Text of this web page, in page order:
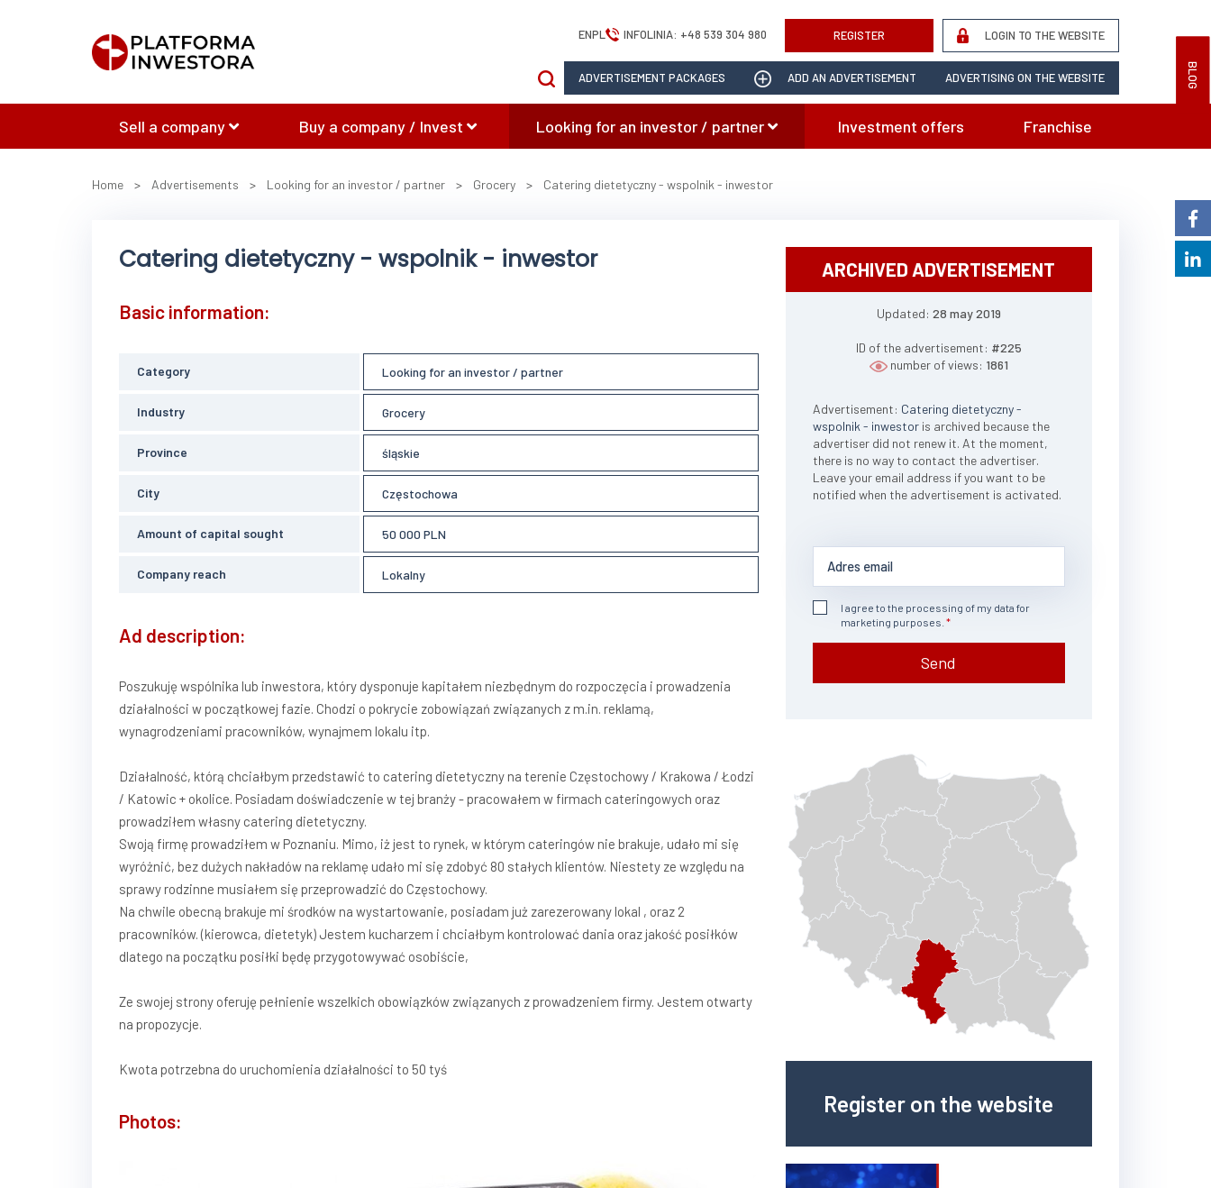
BLOG
ENPL INFOLINIA: +48 539 304 980 REGISTER LOGIN TO THE WEBSITE
ADVERTISEMENT PACKAGES ADD AN ADVERTISEMENT ADVERTISING ON THE WEBSITE
Sell a company Buy a company / Invest Looking for an investor / partner Investment offers Franchise
Home > Advertisements > Looking for an investor / partner > Grocery > Catering dietetyczny - wspolnik - inwestor
Catering dietetyczny - wspolnik - inwestor
Basic information:
Category Looking for an investor / partner
Industry Grocery
Province śląskie
City Częstochowa
Amount of capital sought 50 000 PLN
Company reach Lokalny
Ad description:
Poszukuję wspólnika lub inwestora, który dysponuje kapitałem niezbędnym do rozpoczęcia i prowadzenia
działalności w początkowej fazie. Chodzi o pokrycie zobowiązań związanych z m.in. reklamą,
wynagrodzeniami pracowników, wynajmem lokalu itp.
Działalność, którą chciałbym przedstawić to catering dietetyczny na terenie Częstochowy / Krakowa / Łodzi
/ Katowic + okolice. Posiadam doświadczenie w tej branży - pracowałem w firmach cateringowych oraz
prowadziłem własny catering dietetyczny.
Swoją firmę prowadziłem w Poznaniu. Mimo, iż jest to rynek, w którym cateringów nie brakuje, udało mi się
wyróżnić, bez dużych nakładów na reklamę udało mi się zdobyć 80 stałych klientów. Niestety ze względu na
sprawy rodzinne musiałem się przeprowadzić do Częstochowy.
Na chwile obecną brakuje mi środków na wystartowanie, posiadam już zarezerowany lokal , oraz 2
pracowników. (kierowca, dietetyk) Jestem kucharzem i chciałbym kontrolować dania oraz jakość posiłków
dlatego na początku posiłki będę przygotowywać osobiście,
Ze swojej strony oferuję pełnienie wszelkich obowiązków związanych z prowadzeniem firmy. Jestem otwarty
na propozycje.
Kwota potrzebna do uruchomienia działalności to 50 tyś
Photos:
ARCHIVED ADVERTISEMENT
Updated: 28 may 2019
ID of the advertisement: #225
number of views: 1861
Advertisement: Catering dietetyczny -
wspolnik - inwestor is archived because the
advertiser did not renew it. At the moment,
there is no way to contact the advertiser.
Leave your email address if you want to be
notified when the advertisement is activated.
I agree to the processing of my data for
marketing purposes.
Send
Register on the website